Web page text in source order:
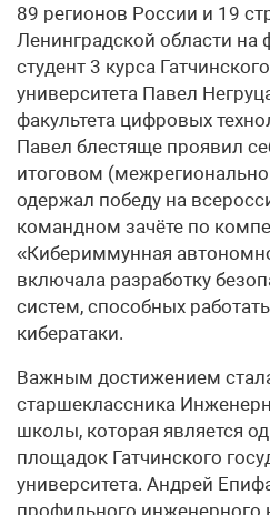
89 регионов России и 19
Ленинградской области
студент 3 курса
университета Павел
факультета цифровых
Павел блестяще проявил
итоговом
одержал победу на
командном зачёте по
«Кибериммунная
включала разработку
систем, способных
кибератаки.
Важным достижением
старшеклассника
школы, которая является
площадок Гатчинского
университета. Андрей
профильного инженерного